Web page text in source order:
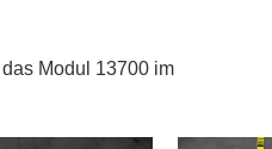
Modul 13700 im